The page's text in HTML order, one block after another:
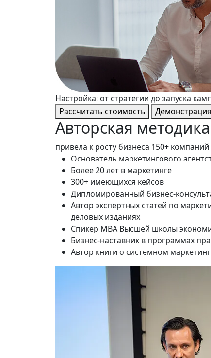
Настройка: от стратегии до запуска
Рассчитать стоимость
Авторская методика
привела к росту бизнеса 150+ компаний
Основатель маркетингового
Более 20 лет в маркетинге
300+ имеющихся кейсов
Дипломированный бизнес-
Автор экспертных статей по
деловых изданиях
Спикер MBA Высшей школы
Бизнес-наставник в программах
Автор книги о системном